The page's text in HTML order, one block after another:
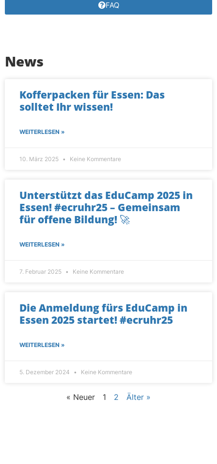
FAQ
News
Kofferpacken für Essen: Das
solltet Ihr wissen!
WEITERLESEN »
10. März 2025 Keine Kommentare
Unterstützt das EduCamp 2025 in
Essen! #ecruhr25 – Gemeinsam
für offene Bildung! 🚀
WEITERLESEN »
7. Februar 2025 Keine Kommentare
Die Anmeldung fürs EduCamp in
Essen 2025 startet! #ecruhr25
WEITERLESEN »
5. Dezember 2024 Keine Kommentare
« Neuer 1 2 Älter »